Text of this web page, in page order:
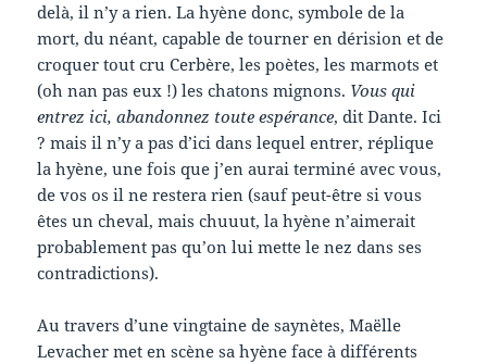
delà, il n’y a rien. La hyène donc, symbole de la
mort, du néant, capable de tourner en dérision et de
croquer tout cru Cerbère, les poètes, les marmots et
(oh nan pas eux !) les chatons mignons. Vous qui
entrez ici, abandonnez toute espérance, dit Dante. Ici
? mais il n’y a pas d’ici dans lequel entrer, réplique
la hyène, une fois que j’en aurai terminé avec vous,
de vos os il ne restera rien (sauf peut-être si vous
êtes un cheval, mais chuuut, la hyène n’aimerait
probablement pas qu’on lui mette le nez dans ses
contradictions).
Au travers d’une vingtaine de saynètes, Maëlle
Levacher met en scène sa hyène face à différents